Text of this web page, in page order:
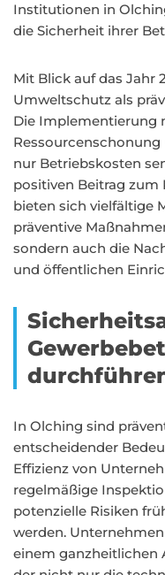
Institutionen in
die Sicherheit ihrer
Mit Blick auf das Jahr
Umweltschutz als
Die Implementierung
nur Betriebskosten
positiven Beitrag zum
bieten sich vielfältige
präventive
sondern auch die
und öffentlichen
In Olching sind
entscheidender
Effizienz von
regelmäßige
potenzielle Risiken
werden.
einem ganzheitlichen